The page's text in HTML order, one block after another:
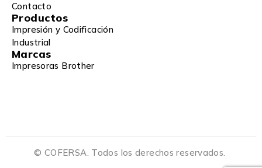
Contacto
Productos
Impresión y Codificación
Industrial
Marcas
Impresoras Brother
© COFERSA. Todos los derechos reservados.